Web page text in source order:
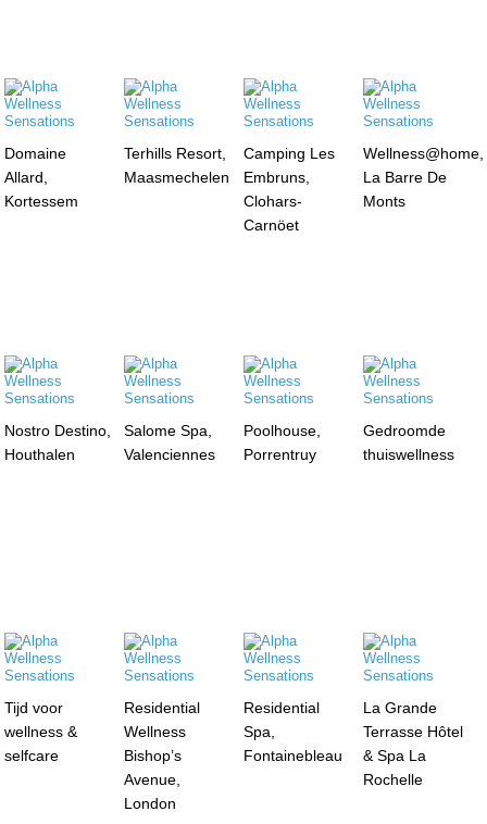
Domaine
Allard,
Kortessem
Terhills Resort,
Maasmechelen
Camping Les
Embruns,
Clohars-
Carnöet
Wellness@home,
La Barre De
Monts
Nostro Destino,
Houthalen
Salome Spa,
Valenciennes
Poolhouse,
Porrentruy
Gedroomde
thuiswellness
Tijd voor
wellness &
selfcare
Residential
Wellness
Bishop’s
Avenue,
London
Residential
Spa,
Fontainebleau
La Grande
Terrasse Hôtel
& Spa La
Rochelle